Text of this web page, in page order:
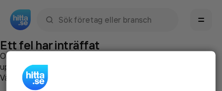
Ett fel har inträffat
Om du vill kan du
uppstod så att vi lättare och snabbare kan avhjälpa det.
Vänligen försök med följande: